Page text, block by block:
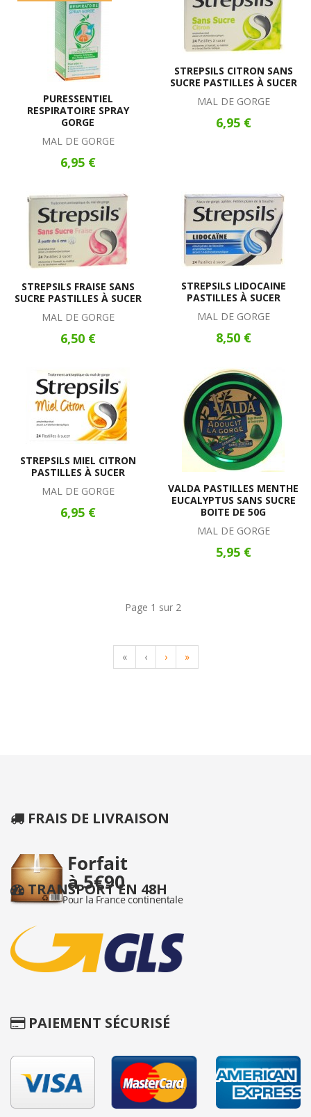
PURESSENTIEL
RESPIRATOIRE SPRAY
GORGE
MAL DE GORGE
6,95 €
STREPSILS CITRON SANS
SUCRE PASTILLES À SUCER
MAL DE GORGE
6,95 €
STREPSILS FRAISE SANS
SUCRE PASTILLES À SUCER
MAL DE GORGE
6,50 €
STREPSILS LIDOCAINE
PASTILLES À SUCER
MAL DE GORGE
8,50 €
STREPSILS MIEL CITRON
PASTILLES À SUCER
MAL DE GORGE
6,95 €
VALDA PASTILLES MENTHE
EUCALYPTUS SANS SUCRE
BOITE DE 50G
MAL DE GORGE
5,95 €
Page 1 sur 2
« ‹ › »
FRAIS DE LIVRAISON
TRANSPORT EN 48H
PAIEMENT SÉCURISÉ